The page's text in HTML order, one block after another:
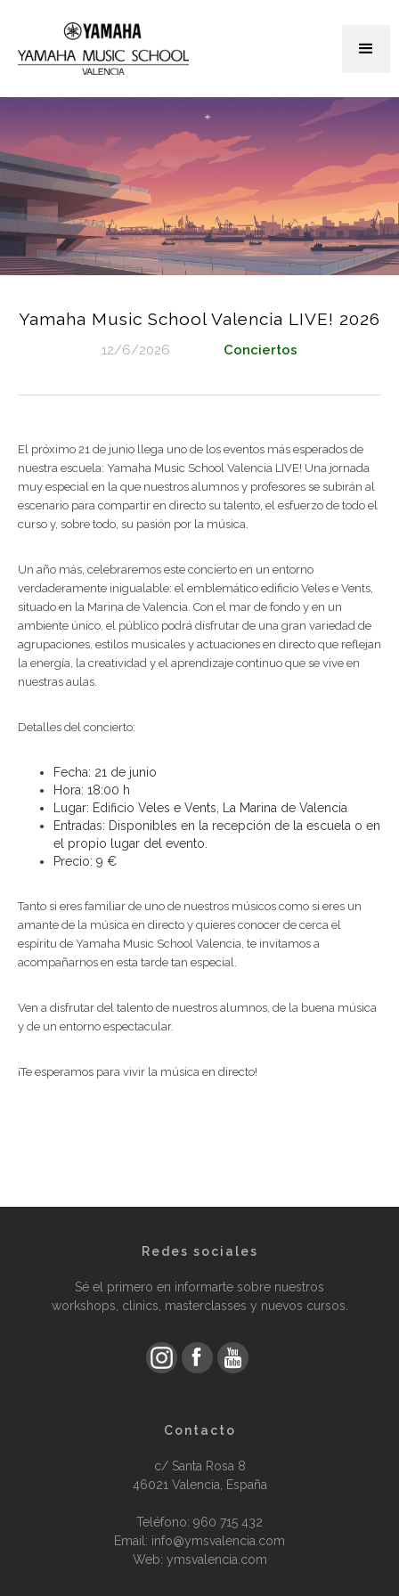
Yamaha Music School Valencia LIVE! 2026
12/6/2026 Conciertos
El próximo 21 de junio llega uno de los eventos más esperados de
nuestra escuela: Yamaha Music School Valencia LIVE! Una jornada
muy especial en la que nuestros alumnos y profesores se subirán al
escenario para compartir en directo su talento, el esfuerzo de todo el
curso y, sobre todo, su pasión por la música.
Un año más, celebraremos este concierto en un entorno
verdaderamente inigualable: el emblemático edificio Veles e Vents,
situado en la Marina de Valencia. Con el mar de fondo y en un
ambiente único, el público podrá disfrutar de una gran variedad de
agrupaciones, estilos musicales y actuaciones en directo que reflejan
la energía, la creatividad y el aprendizaje continuo que se vive en
nuestras aulas.
Detalles del concierto:
Fecha: 21 de junio
Hora: 18:00 h
Lugar: Edificio Veles e Vents, La Marina de Valencia
Entradas: Disponibles en la recepción de la escuela o en
el propio lugar del evento.
Precio: 9 €
Tanto si eres familiar de uno de nuestros músicos como si eres un
amante de la música en directo y quieres conocer de cerca el
espíritu de Yamaha Music School Valencia, te invitamos a
acompañarnos en esta tarde tan especial.
Ven a disfrutar del talento de nuestros alumnos, de la buena música
y de un entorno espectacular.
¡Te esperamos para vivir la música en directo!
Redes sociales
Sé el primero en informarte sobre nuestros
workshops, clinics, masterclasses y nuevos cursos.
Contacto
c/ Santa Rosa 8
46021 Valencia, España
Teléfono: 960 715 432
Email: info@ymsvalencia.com
Web: ymsvalencia.com